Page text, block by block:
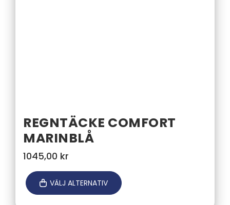
REGNTÄCKE COMFORT
MARINBLÅ
1045,00 kr
VÄLJ ALTERNATIV